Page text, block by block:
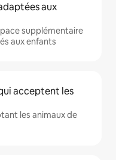
aux
supplémentaire
aux enfants
acceptent les
les animaux de